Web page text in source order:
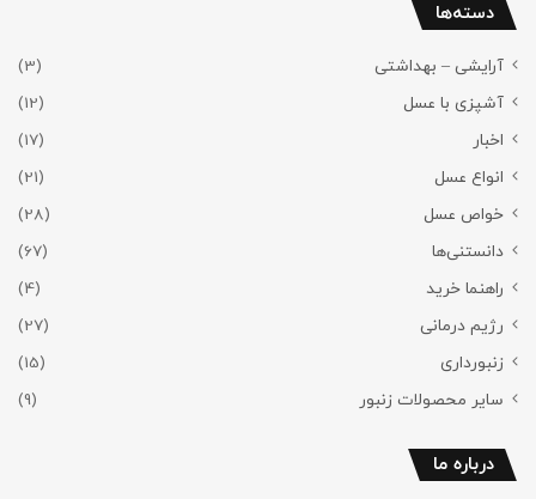
دسته‌ها
آرایشی – بهداشتی
(3)
آشپزی با عسل
(12)
اخبار
(17)
انواع عسل
(21)
خواص عسل
(28)
دانستنی‌ها
(67)
راهنما خرید
(4)
رژیم درمانی
(27)
زنبورداری
(15)
سایر محصولات زنبور
(9)
درباره ما